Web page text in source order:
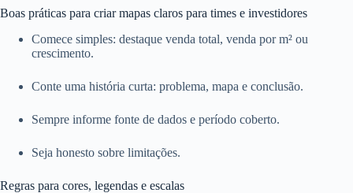
Boas práticas para criar mapas claros para times e investidores
Comece simples: destaque venda total, venda por m² ou
crescimento.
Conte uma história curta: problema, mapa e conclusão.
Sempre informe fonte de dados e período coberto.
Seja honesto sobre limitações.
Regras para cores, legendas e escalas